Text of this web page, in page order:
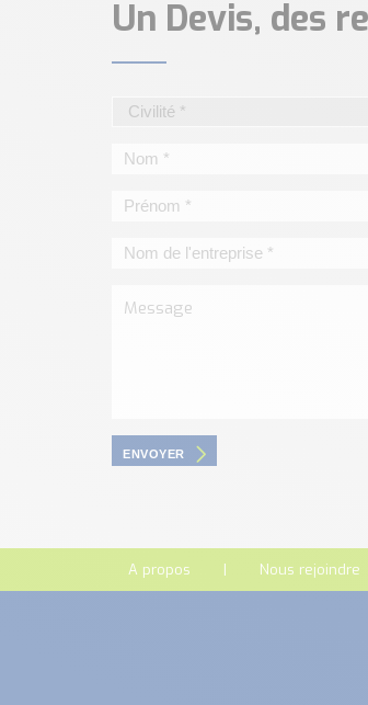
Un Devis, des
ENVOYER
A propos Nous rejoindre